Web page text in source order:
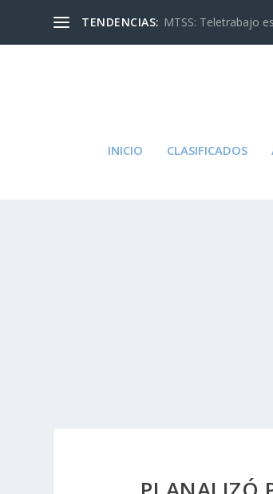
TENDENCIAS: MTSS: Teletrabajo
INICIO CLASIFICADOS